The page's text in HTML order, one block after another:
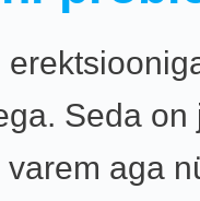
Seda on
aga